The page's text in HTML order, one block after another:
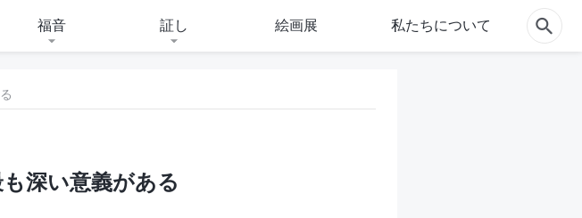
福音 証し 絵画展 私たちについて
深い意義がある